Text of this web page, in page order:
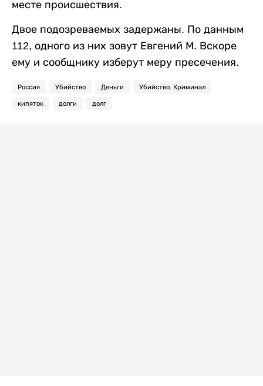
месте происшествия.
Двое подозреваемых задержаны. По данным
112, одного из них зовут Евгений М. Вскоре
ему и сообщнику изберут меру пресечения.
Россия Убийство Деньги Убийство. Криминал
кипяток долги долг